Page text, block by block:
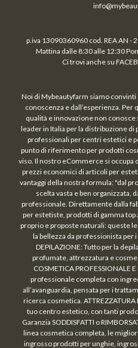
p.iva 13090360960 cod. REA AN -
Mattina dalle 8:30 alle 12:30
Ci trovi anche su
Noi di Mybeautyfarm siamo convinti
conoscenza e dall’esperienza.
qualità e innovazione non
leader in Italia per la distribuzione
professionali per centri estetici e
punto di riferimento per prodotti
viso. Il nostro eCommerce si occupa
prezzi economici di articoli per
vantaggi della nostra formula: "dal
scelta vasta e ben organizzata,
professionale. Direttamente dalla
per estetiste, prodotti di gamma
proprio e proposte naturali: queste
la bellezza da professionista per
DEPILAZIONE: Tutto per la
profumate, attrezzatura e
COSMETICA PROFESSIONALE
professionale completa con
all’avanguardia, pensata per i
ricerca cosmetica. ATTREZZATURA
tuo centro estetico, con tanti
Garanzia SODDISFATTI o
linea cosmetica completa, le
ingrosso prodotti per unghie,